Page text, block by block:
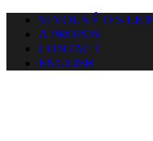
SI VOUS ÊTES LE
A PROPOS
CONTACT
ENGLISH